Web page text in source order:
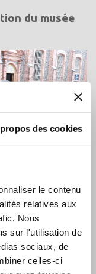
des cookies
le contenu
relatives aux
Nous
sur l'utilisation de
sociaux, de
celles-ci
du musée